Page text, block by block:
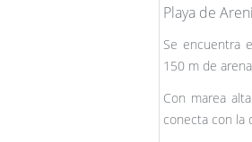
Playa de
Se encuentra
150 m de
Con marea
conecta con la